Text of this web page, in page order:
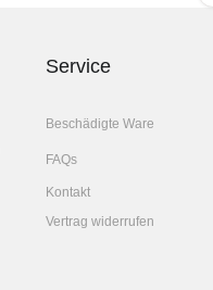
Service
Beschädigte Ware
FAQs
Kontakt
Vertrag widerrufen